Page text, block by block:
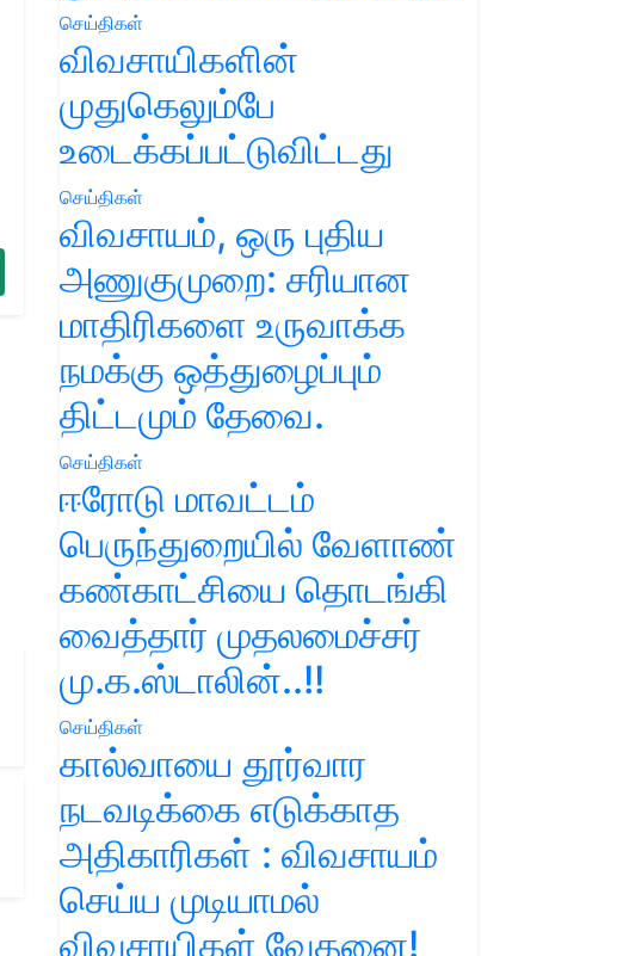
செய்திகள்
விவசாயிகளின்
முதுகெலும்பே
உடைக்கப்பட்டுவிட்டது
செய்திகள்
விவசாயம், ஒரு புதிய
அணுகுமுறை: சரியான
மாதிரிகளை உருவாக்க
நமக்கு ஒத்துழைப்பும்
திட்டமும் தேவை.
செய்திகள்
ஈரோடு மாவட்டம்
பெருந்துறையில் வேளாண்
கண்காட்சியை தொடங்கி
வைத்தார் முதலமைச்சர்
மு.க.ஸ்டாலின்..!!
செய்திகள்
கால்வாயை தூர்வார
நடவடிக்கை எடுக்காத
அதிகாரிகள் : விவசாயம்
செய்ய முடியாமல்
விவசாயிகள் வேதனை!